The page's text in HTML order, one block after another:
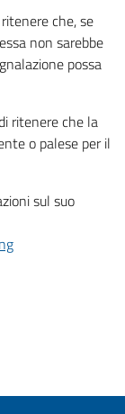
che, se
non sarebbe
possa
ritenere che la
o palese per il
sul suo